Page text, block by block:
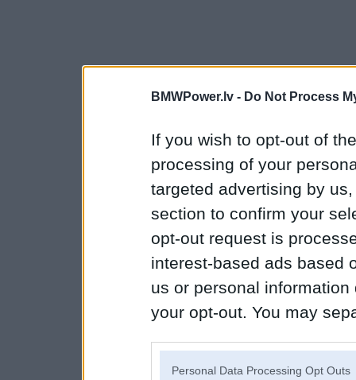
BMWPower.lv - Do Not Process
If you wish to opt-out of
processing of your
targeted advertising by
section to confirm your
opt-out request is
interest-based ads based
us or personal
your opt-out. You may
Personal Data Processing Opt Outs